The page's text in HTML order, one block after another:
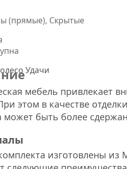
(прямые), Скрытые
мебель привлекает
этом в качестве
может быть более
изготовлены